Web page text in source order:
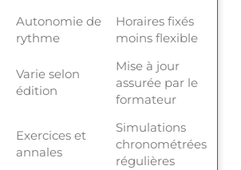
Autonomie de
rythme
Horaires fixés
moins flexible
Varie selon
édition
Mise à jour
assurée par le
formateur
Exercices et
annales
Simulations
chronométrées
régulières